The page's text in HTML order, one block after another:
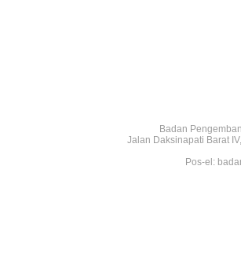
Badan
Jalan Daksinapati Barat
Pos-el: